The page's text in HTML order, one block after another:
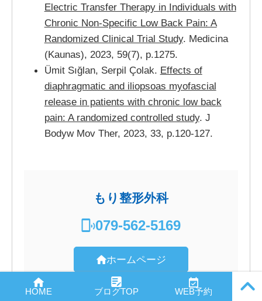
Electric Transfer Therapy in Individuals with
Chronic Non-Specific Low Back Pain: A
Randomized Clinical Trial Study. Medicina
(Kaunas), 2023, 59(7), p.1275.
Ümit Sığlan, Serpil Çolak. Effects of
diaphragmatic and iliopsoas myofascial
release in patients with chronic low back
pain: A randomized controlled study. J
Bodyw Mov Ther, 2023, 33, p.120-127.
もり整形外科
079-562-5169
ホームページ
HOME ブログTOP WEB予約
PAGE
TOP